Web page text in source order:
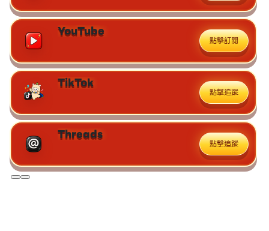
YouTube
點擊訂閱
TikTok
點擊追蹤
Threads
點擊追蹤